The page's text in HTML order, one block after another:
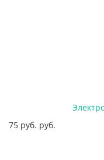
75 руб. руб.